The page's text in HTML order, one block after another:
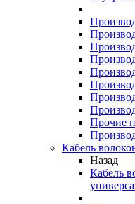
Прочие
Кабель
Назад
Кабель